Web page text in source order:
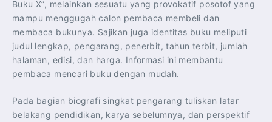
Buku X”, melainkan sesuatu yang provokatif posotof yang
mampu menggugah calon pembaca membeli dan
membaca bukunya. Sajikan juga identitas buku meliputi
judul lengkap, pengarang, penerbit, tahun terbit, jumlah
halaman, edisi, dan harga. Informasi ini membantu
pembaca mencari buku dengan mudah.
Pada bagian biografi singkat pengarang tuliskan latar
belakang pendidikan, karya sebelumnya, dan perspektif